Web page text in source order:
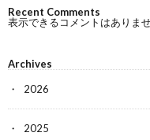
Recent Comments
表示できるコメントはありませ
Archives
2026
2025